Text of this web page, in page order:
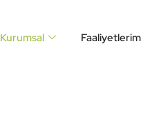
Kurumsal